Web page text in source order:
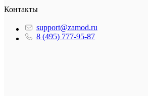
Контакты
support@zamod.ru
8 (495) 777-95-87